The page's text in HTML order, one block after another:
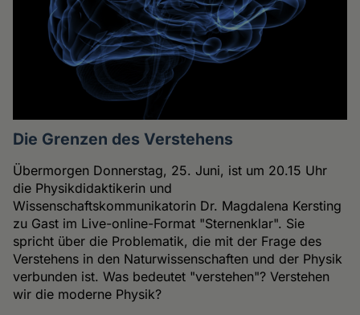
Die Grenzen des Verstehens
Übermorgen Donnerstag, 25. Juni, ist um 20.15 Uhr
die Physikdidaktikerin und
Wissenschaftskommunikatorin Dr. Magdalena Kersting
zu Gast im Live-online-Format "Sternenklar". Sie
spricht über die Problematik, die mit der Frage des
Verstehens in den Naturwissenschaften und der Physik
verbunden ist. Was bedeutet "verstehen"? Verstehen
wir die moderne Physik?